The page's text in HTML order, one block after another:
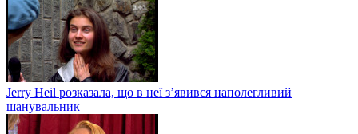
Jerry Heil розказала, що в неї з’явився наполегливий
шанувальник